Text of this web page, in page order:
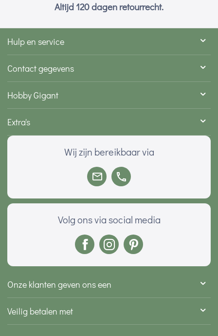
Altijd 120 dagen retourrecht.
Hulp en service
Contact gegevens
Hobby Gigant
Extra's
Wij zijn bereikbaar via
Volg ons via social media
Onze klanten geven ons een
Veilig betalen met